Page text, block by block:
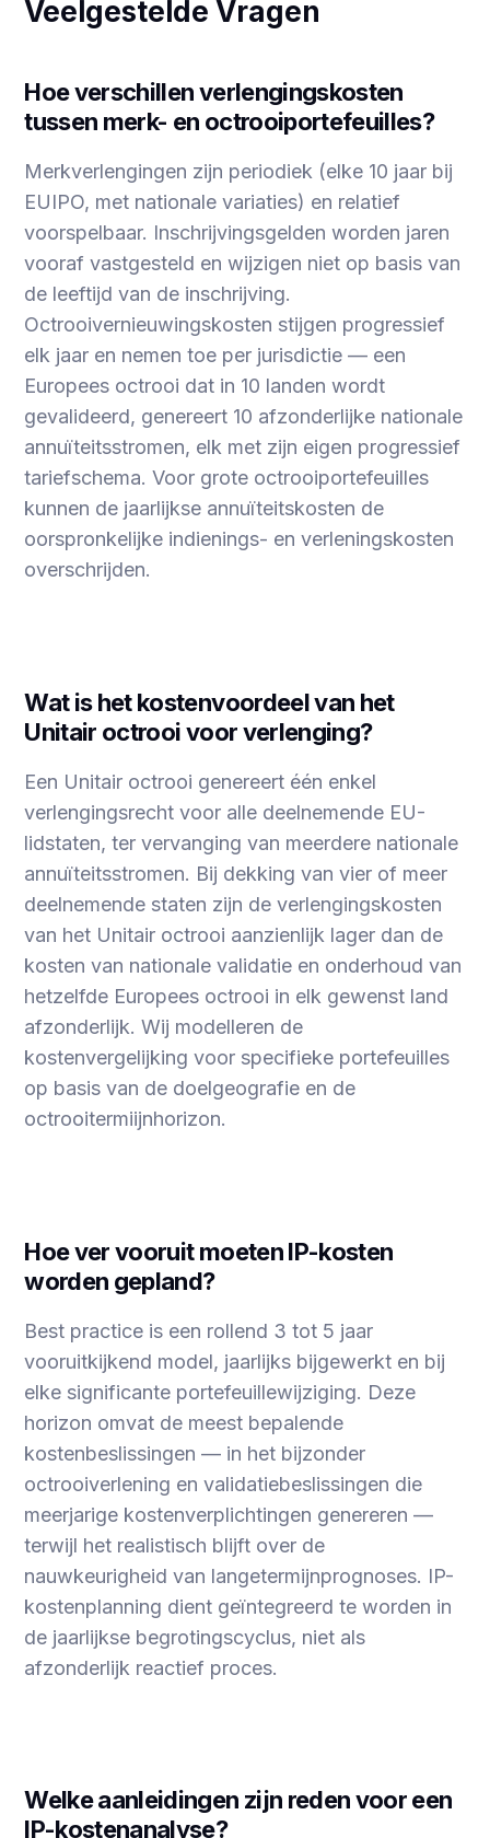
Veelgestelde Vragen
Hoe verschillen verlengingskosten
tussen merk- en octrooiportefeuilles?
Merkverlengingen zijn periodiek (elke 10 jaar bij
EUIPO, met nationale variaties) en relatief
voorspelbaar. Inschrijvingsgelden worden jaren
vooraf vastgesteld en wijzigen niet op basis van
de leeftijd van de inschrijving.
Octrooivernieuwingskosten stijgen progressief
elk jaar en nemen toe per jurisdictie — een
Europees octrooi dat in 10 landen wordt
gevalideerd, genereert 10 afzonderlijke nationale
annuïteitsstromen, elk met zijn eigen progressief
tariefschema. Voor grote octrooiportefeuilles
kunnen de jaarlijkse annuïteitskosten de
oorspronkelijke indienings- en verleningskosten
overschrijden.
Wat is het kostenvoordeel van het
Unitair octrooi voor verlenging?
Een Unitair octrooi genereert één enkel
verlengingsrecht voor alle deelnemende EU-
lidstaten, ter vervanging van meerdere nationale
annuïteitsstromen. Bij dekking van vier of meer
deelnemende staten zijn de verlengingskosten
van het Unitair octrooi aanzienlijk lager dan de
kosten van nationale validatie en onderhoud van
hetzelfde Europees octrooi in elk gewenst land
afzonderlijk. Wij modelleren de
kostenvergelijking voor specifieke portefeuilles
op basis van de doelgeografie en de
octrooitermiijnhorizon.
Hoe ver vooruit moeten IP-kosten
worden gepland?
Best practice is een rollend 3 tot 5 jaar
vooruitkijkend model, jaarlijks bijgewerkt en bij
elke significante portefeuillewijziging. Deze
horizon omvat de meest bepalende
kostenbeslissingen — in het bijzonder
octrooiverlening en validatiebeslissingen die
meerjarige kostenverplichtingen genereren —
terwijl het realistisch blijft over de
nauwkeurigheid van langetermijnprognoses. IP-
kostenplanning dient geïntegreerd te worden in
de jaarlijkse begrotingscyclus, niet als
afzonderlijk reactief proces.
Welke aanleidingen zijn reden voor een
IP-kostenanalyse?